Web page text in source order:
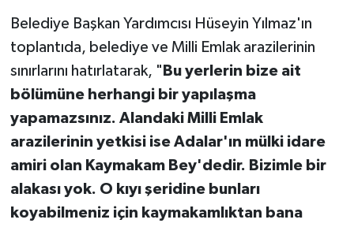
Belediye Başkan Yardımcısı Hüseyin Yılmaz'ın
toplantıda, belediye ve Milli Emlak arazilerinin
sınırlarını hatırlatarak, " Bu yerlerin bize ait
bölümüne herhangi bir yapılaşma
yapamazsınız. Alandaki Milli Emlak
arazilerinin yetkisi ise Adalar'ın mülki idare
amiri olan Kaymakam Bey'dedir. Bizimle bir
alakası yok. O kıyı şeridine bunları
koyabilmeniz için kaymakamlıktan bana